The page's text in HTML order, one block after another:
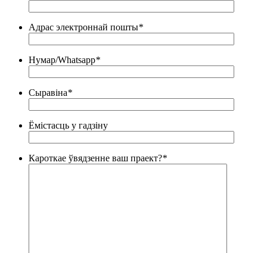
Адрас электроннай пошты*
Нумар/Whatsapp*
Сыравіна*
Ёмістасць у гадзіну
Кароткае ўвядзенне ваш праект?*